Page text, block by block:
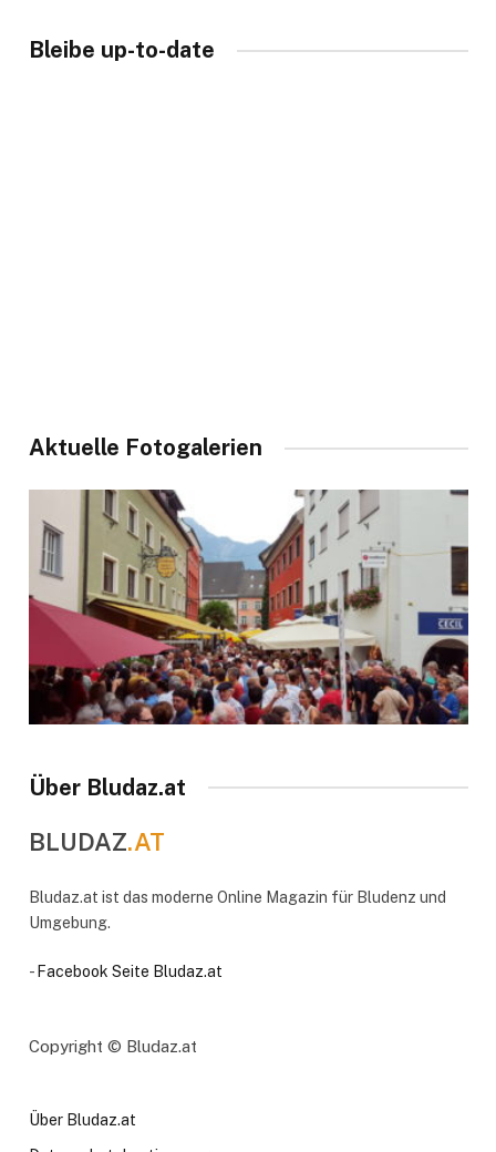
Bleibe up-to-date
Aktuelle Fotogalerien
Über Bludaz.at
BLUDAZ.AT
Bludaz.at ist das moderne Online Magazin für Bludenz und
Umgebung.
-Facebook Seite Bludaz.at
Copyright © Bludaz.at
Über Bludaz.at